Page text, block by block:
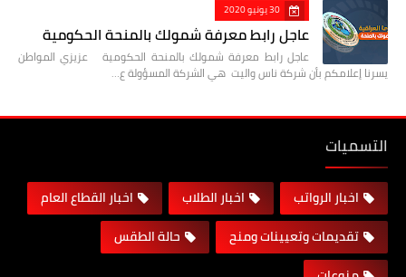
30 يونيو 2020
عاجل رابط معرفة شمولك بالمنحة الحكومية
عاجل رابط معرفة شمولك بالمنحة الحكومية عزيزي المواطن
يسرنا إعلامكم بأن شركة ناس واليت هي الشركة المسؤولة ع…
التسميات
اخبار الرواتب اخبار الطلاب
اخبار القطاع العام
تقديمات وتعيينات ومنح
حالة الطقس